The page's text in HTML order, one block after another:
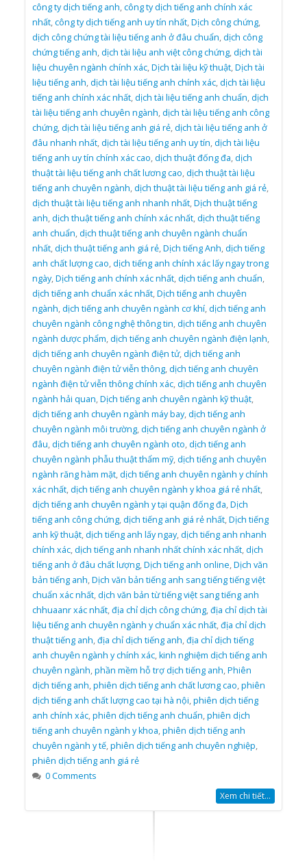
công ty dịch tiếng anh,công ty dịch tiếng anh chính xác
nhất,công ty dịch tiếng anh uy tín nhất,Dịch công chứng,
dịch công chứng tài liệu tiếng anh ở đâu chuẩn,dịch công
chứng tiếng anh,dịch tài liệu anh việt công chứng,dịch tài
liệu chuyên ngành chính xác,Dịch tài liệu kỹ thuật,Dịch tài
liệu tiếng anh,dịch tài liệu tiếng anh chính xác,dịch tài liệu
tiếng anh chính xác nhất,dịch tài liệu tiếng anh chuẩn,dịch
tài liệu tiếng anh chuyên ngành,dịch tài liệu tiếng anh công
chứng,dịch tài liệu tiếng anh giá rẻ,dịch tài liệu tiếng anh ở
đâu nhanh nhất,dịch tài liệu tiếng anh uy tín,dịch tài liệu
tiếng anh uy tín chính xác cao,dịch thuật đống đa,dịch
thuật tài liệu tiếng anh chất lương cao,dịch thuật tài liệu
tiếng anh chuyên ngành,dịch thuật tài liệu tiếng anh giá rẻ,
dịch thuật tài liệu tiếng anh nhanh nhất,Dịch thuật tiếng
anh,dịch thuật tiếng anh chính xác nhất,dịch thuật tiếng
anh chuẩn,dịch thuật tiếng anh chuyên ngành chuẩn
nhất,dịch thuật tiếng anh giá rẻ,Dịch tiếng Anh,dịch tiếng
anh chất lượng cao,dịch tiếng anh chính xác lấy ngay trong
ngày,Dịch tiếng anh chính xác nhất,dịch tiếng anh chuẩn,
dịch tiếng anh chuẩn xác nhất,Dịch tiếng anh chuyên
ngành,dịch tiếng anh chuyên ngành cơ khí,dịch tiếng anh
chuyên ngành công nghệ thông tin,dịch tiếng anh chuyên
ngành dược phẩm,dịch tiếng anh chuyên ngành điện lạnh,
dịch tiếng anh chuyên ngành điện tử,dịch tiếng anh
chuyên ngành điện tử viễn thông,dịch tiếng anh chuyên
ngành điện tử viễn thông chính xác,dịch tiếng anh chuyên
ngành hải quan,Dịch tiếng anh chuyên ngành kỹ thuật,
dịch tiếng anh chuyên ngành máy bay,dịch tiếng anh
chuyên ngành môi trường,dịch tiếng anh chuyên ngành ở
đâu,dịch tiếng anh chuyên ngành oto,dịch tiếng anh
chuyên ngành phẫu thuật thẩm mỹ,dịch tiếng anh chuyên
ngành răng hàm mặt,dịch tiếng anh chuyên ngành y chính
xác nhất,dịch tiếng anh chuyên ngành y khoa giá rẻ nhất,
dịch tiếng anh chuyên ngành y tại quận đống đa,Dịch
tiếng anh công chứng,dịch tiếng anh giá rẻ nhất,Dịch tiếng
anh kỹ thuật,dịch tiếng anh lấy ngay,dịch tiếng anh nhanh
chính xác,dịch tiếng anh nhanh nhất chính xác nhất,dịch
tiếng anh ở đâu chất lượng,Dịch tiếng anh online,Dịch văn
bản tiếng anh,Dịch văn bản tiếng anh sang tiếng tiếng việt
chuẩn xác nhất,dịch văn bản từ tiếng việt sang tiếng anh
chhuaanr xác nhất,địa chỉ dịch công chứng,địa chỉ dịch tài
liệu tiếng anh chuyên ngành y chuẩn xác nhất,địa chỉ dịch
thuật tiếng anh,địa chỉ dịch tiếng anh,địa chỉ dịch tiếng
anh chuyên ngành y chính xác,kinh nghiệm dịch tiếng anh
chuyên ngành,phần mềm hỗ trợ dịch tiếng anh,Phiên
dịch tiếng anh,phiên dịch tiếng anh chất lương cao,phiên
dịch tiếng anh chất lượng cao tại hà nội,phiên dịch tiếng
anh chính xác,phiên dịch tiếng anh chuẩn,phiên dịch
tiếng anh chuyên ngành y khoa,phiên dịch tiếng anh
chuyên ngành y tế,phiên dịch tiếng anh chuyên nghiệp,
phiên dịch tiếng anh giá rẻ
0 Comments
Xem chi tiết...